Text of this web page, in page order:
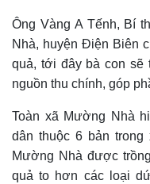
Ông Vàng A Tếnh, Bí
Nhà, huyện Điện Biên
quả, tới đây bà con sẽ
nguồn thu chính, góp
Toàn xã Mường Nhà
dân thuộc 6 bản
Mường Nhà được
quả to hơn các loại